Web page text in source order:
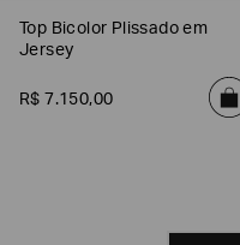
Top Bicolor Plissado em
Jersey
R$ 7 .150,00